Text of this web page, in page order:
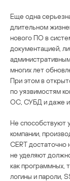
Еще одна
длительном
нового ПО в
документацией,
многих лет
При этом в
по уязвимостям
ОС, СУБД и даже
Не способствуют
компании,
CERT достаточно
не уделяют
как программных,
логины и пароли,